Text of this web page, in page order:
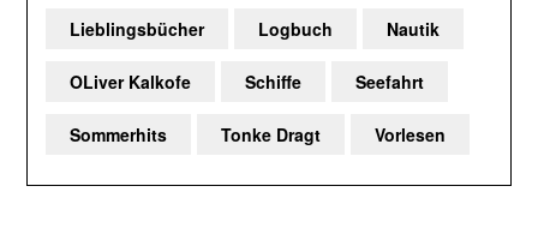
Lieblingsbücher Logbuch Nautik
OLiver Kalkofe Schiffe Seefahrt
Sommerhits Tonke Dragt Vorlesen